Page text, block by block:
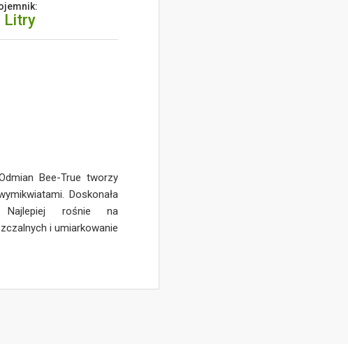
Litry
Bee-True tworzy
Doskonała
rośnie na
i umiarkowanie